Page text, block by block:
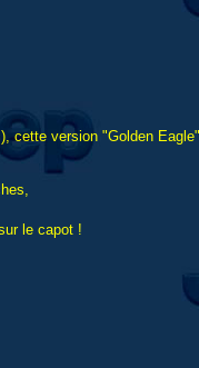
cette version "Golden
le capot !